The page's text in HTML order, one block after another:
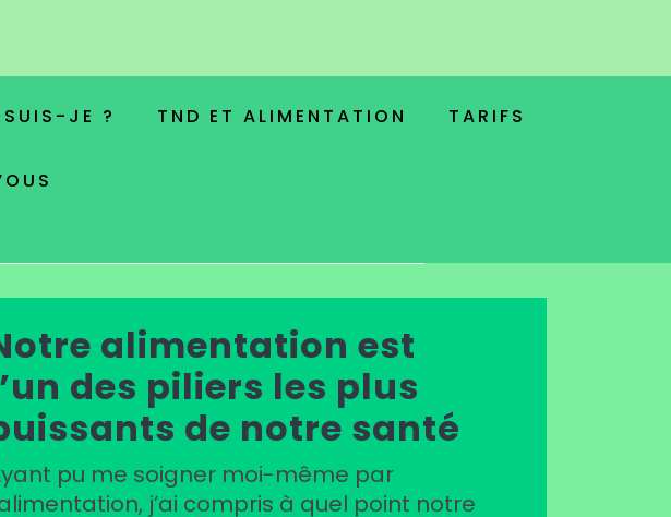
JE ? TND ET ALIMENTATION TARIFS
alimentation est
des piliers les plus
de notre santé
pu me soigner moi-même par
j’ai compris à quel point notre